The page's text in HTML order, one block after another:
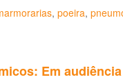
, poeira,
Em